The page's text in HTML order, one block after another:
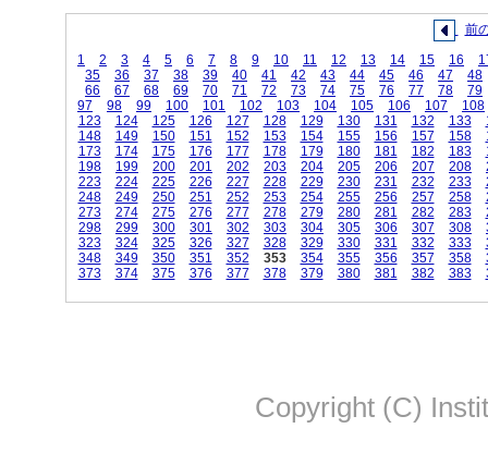
前
1
2 3 4 5 6 7 8 9 10 11 12 13 14 15 16
35
36 37 38 39 40 41 42 43 44 45 46 47
48
66
67 68 69 70 71 72 73 74 75 76 77 78
79
97
98 99 100 101 102 103 104 105 106 107
108
123
124 125 126 127 128 129 130 131 132 133
148
149 150 151 152 153 154 155 156 157 158
173
174 175 176 177 178 179 180 181 182 183
198
199 200 201 202 203 204 205 206 207 208
223
224 225 226 227 228 229 230 231 232 233
248
249 250 251 252 253 254 255 256 257 258
273
274 275 276 277 278 279 280 281 282 283
298
299 300 301 302 303 304 305 306 307 308
323
324 325 326 327 328 329 330 331 332 333
348
349 350 351 352 353 354 355 356 357 358
373
374 375 376 377 378 379 380 381 382 383
Copyright (C)